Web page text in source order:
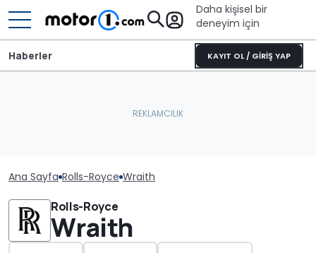
Daha kişisel bir
deneyim için
KAYIT OL / GİRİŞ YAP
Haberler
Ana Sayfa Rolls-Royce Wraith
Rolls-Royce
Wraith